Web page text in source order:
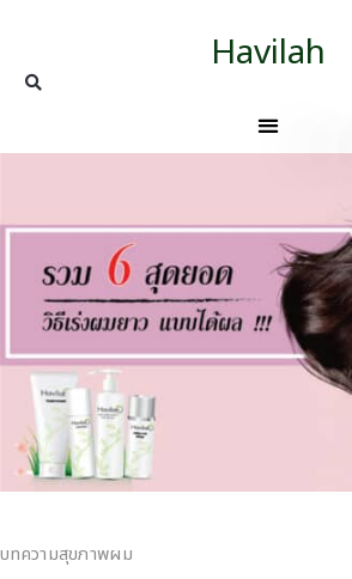
Havilah
บทความสุขภาพผม